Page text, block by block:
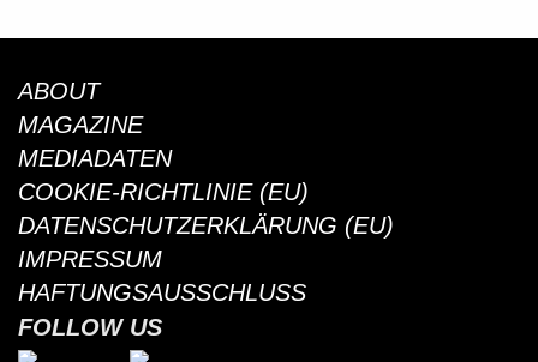
ABOUT
MAGAZINE
MEDIADATEN
COOKIE-RICHTLINIE (EU)
DATENSCHUTZERKLÄRUNG (EU)
IMPRESSUM
HAFTUNGSAUSSCHLUSS
FOLLOW US